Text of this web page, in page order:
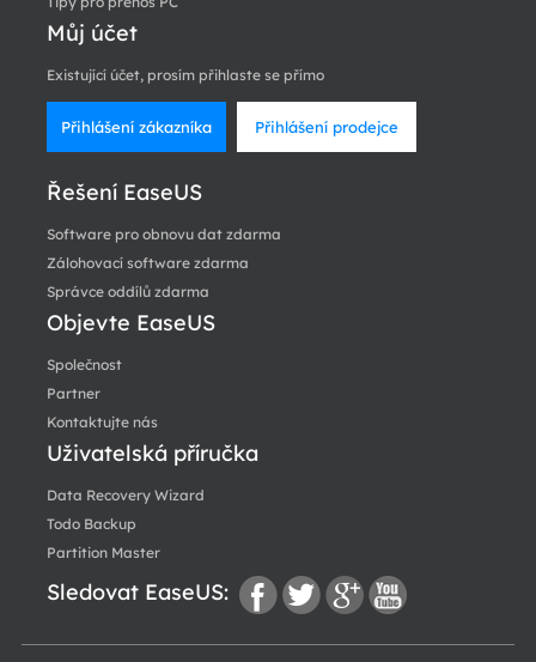
Můj účet
Existující účet, prosím přihlaste se přímo
Přihlášení zákazníka Přihlášení prodejce
Řešení EaseUS
Software pro obnovu dat zdarma
Zálohovací software zdarma
Správce oddílů zdarma
Objevte EaseUS
Společnost
Partner
Kontaktujte nás
Uživatelská příručka
Data Recovery Wizard
Todo Backup
Partition Master
Sledovat EaseUS:
fac twi go you